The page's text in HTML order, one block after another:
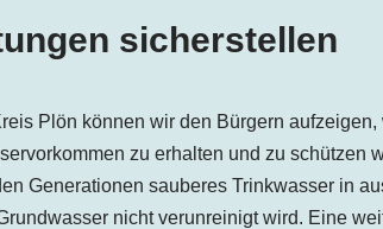
sicherstellen
Plön können wir den Bürgern
zu erhalten und zu schützen
Generationen sauberes Trinkwasser in
nicht verunreinigt wird. Eine